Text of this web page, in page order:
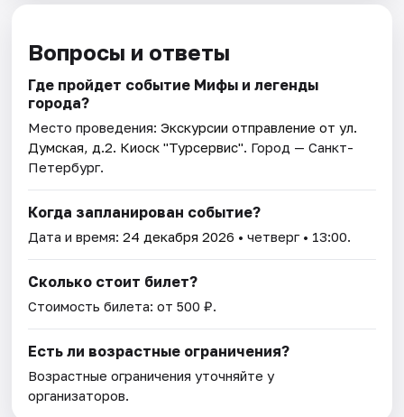
Вопросы и ответы
Где пройдет событие Мифы и легенды
города?
Место проведения:Экскурсии отправление от ул.
Думская, д.2. Киоск "Турсервис". Город — Санкт-
Петербург.
Когда запланирован событие?
Дата и время:24 декабря 2026 • четверг • 13:00.
Сколько стоит билет?
Стоимость билета: от 500 ₽.
Есть ли возрастные ограничения?
Возрастные ограничения уточняйте у
организаторов.